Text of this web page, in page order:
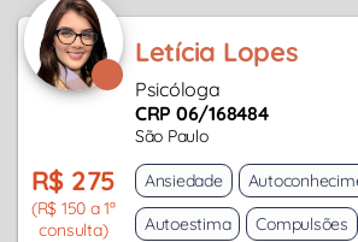
Letícia Lopes
Psicóloga
CRP 06/168484
São Paulo
R$ 275
(R$ 150 a 1ª
consulta)
Ansiedade
Autoestima
Compulsões